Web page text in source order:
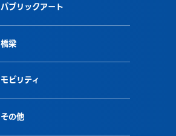
パブリックアート
橋梁
モビリティ
その他